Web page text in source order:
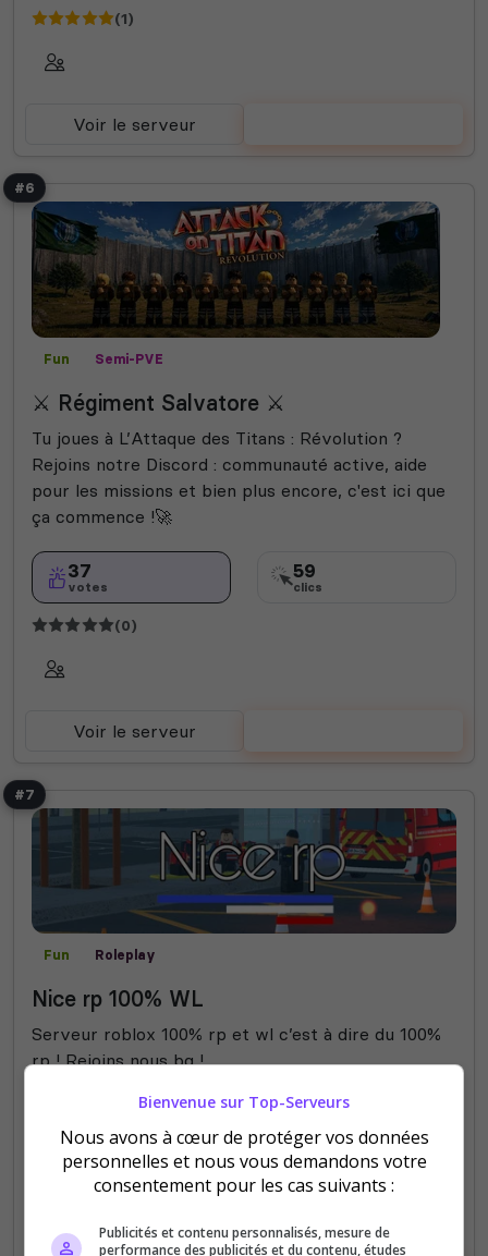
(1)
Voir le serveur
#6
Fun Semi-PVE
⚔ Régiment Salvatore ⚔
Tu joues à L’Attaque des Titans : Révolution ?
Rejoins notre Discord : communauté active, aide
pour les missions et bien plus encore, c'est ici que
ça commence !🚀
37
votes
59
clics
(0)
Voir le serveur
#7
Fun Roleplay
Nice rp 100% WL
Serveur roblox 100% rp et wl c’est à dire du 100%
rp ! Rejoins nous bg !
votes
34
(3)
Bienvenue sur Top-Serveurs
Nous avons à cœur de protéger vos données
personnelles et nous vous demandons votre
consentement pour les cas suivants :
Publicités et contenu personnalisés, mesure de
performance des publicités et du contenu, études